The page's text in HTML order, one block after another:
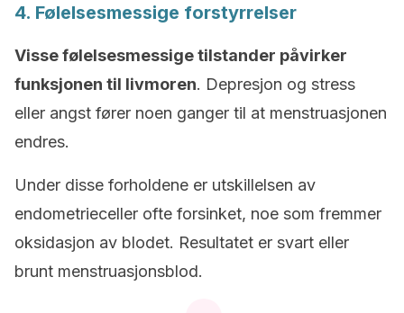
4. Følelsesmessige forstyrrelser
Visse følelsesmessige tilstander påvirker
funksjonen til livmoren. Depresjon og stress
eller angst fører noen ganger til at menstruasjonen
endres.
Under disse forholdene er utskillelsen av
endometrieceller ofte forsinket, noe som fremmer
oksidasjon av blodet. Resultatet er svart eller
brunt menstruasjonsblod.